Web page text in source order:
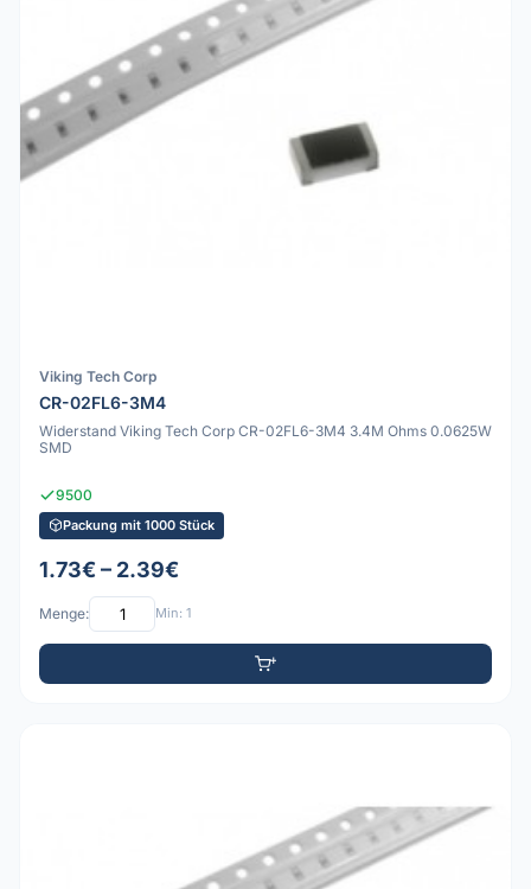
Viking Tech Corp
CR-02FL6-3M4
Widerstand Viking Tech Corp CR-02FL6-3M4 3.4M Ohms 0.0625W
SMD
9500
Packung mit 1000 Stück
1.73€ – 2.39€
Menge: Min: 1